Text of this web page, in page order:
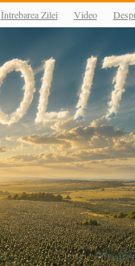
Întrebarea Zilei Video